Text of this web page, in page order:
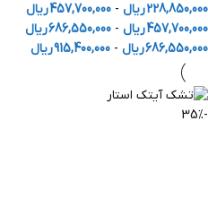
228,850,000ریال -
457,700,000ریال
457,700,000ریال -
686,550,000ریال
686,550,000ریال -
915,400,000ریال
-35%